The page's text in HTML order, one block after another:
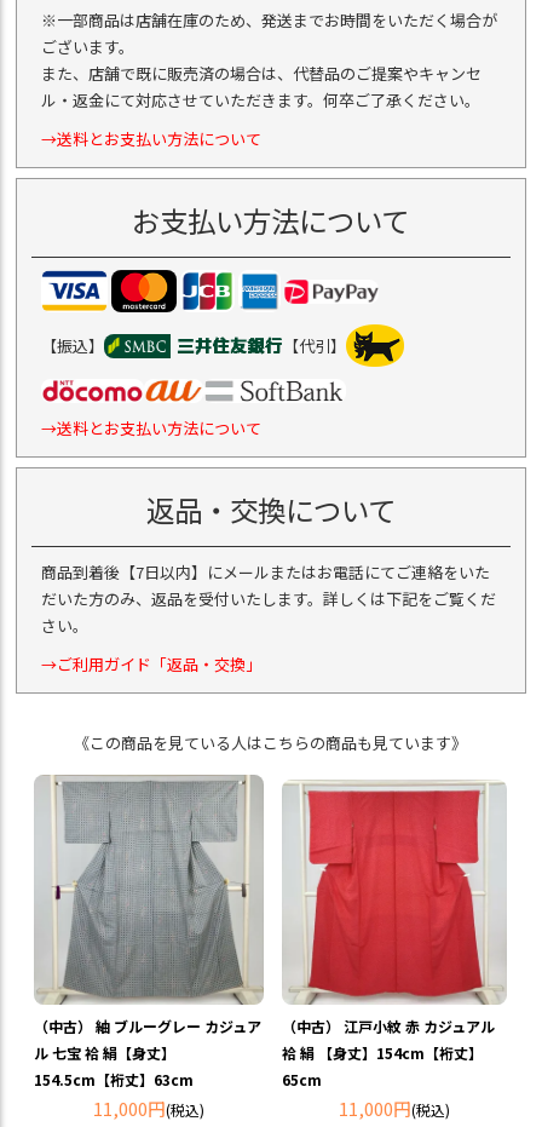
※一部商品は店舗在庫のため、発送までお時間をいただく場合が
ございます。
また、店舗で既に販売済の場合は、代替品のご提案やキャンセ
ル・返金にて対応させていただきます。何卒ご了承ください。
→送料とお支払い方法について
お支払い方法について
【振込】 【代引】
→送料とお支払い方法について
返品・交換について
商品到着後【7日以内】にメールまたはお電話にてご連絡をいた
だいた方のみ、返品を受付いたします。詳しくは下記をご覧くだ
さい。
→ご利用ガイド「返品・交換」
《この商品を見ている人はこちらの商品も見ています》
（中古） 紬 ブルーグレー カジュア
ル 七宝 袷 絹【身丈】
154.5cm【裄丈】63cm
11,000円(税込)
（中古） 江戸小紋 赤 カジュアル
袷 絹 【身丈】154cm【裄丈】
65cm
11,000円(税込)